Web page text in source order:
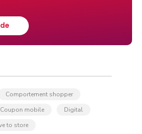
Comportement shopper
Coupon mobile
Digital
to store